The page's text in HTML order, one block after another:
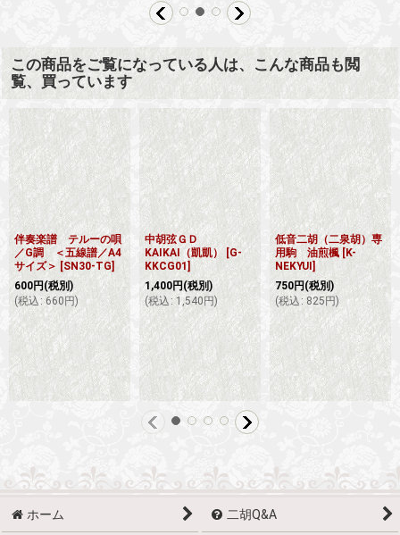
この商品をご覧になっている人は、こんな商品も閲
覧、買っています
伴奏楽譜 テルーの唄
／G調 ＜五線譜／A4
サイズ＞ [SN30-TG]
600円(税別)
(税込 : 660円)
中胡弦ＧＤ
KAIKAI（凱凱） [G-
KKCG01]
1,400円(税別)
(税込 : 1,540円)
低音二胡（二泉胡）専
用駒 油煎楓 [K-
NEKYUI]
750円(税別)
(税込 : 825円)
ホーム 二胡Q&A